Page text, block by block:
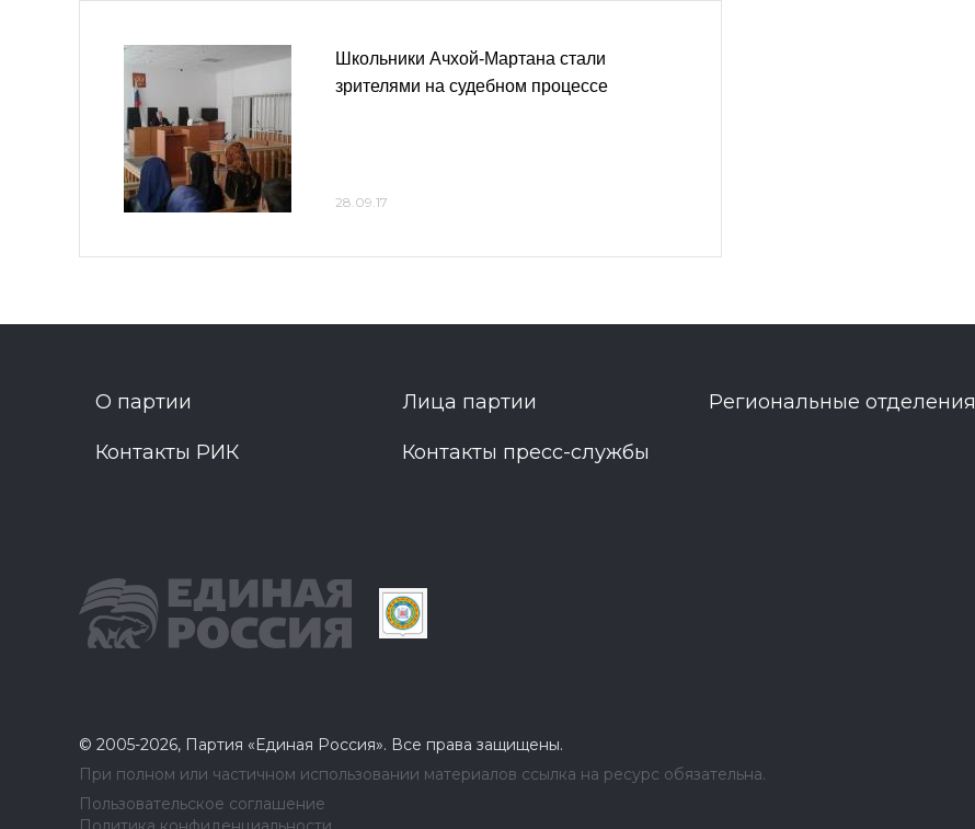
Школьники Ачхой-Мартана стали
зрителями на судебном процессе
28.09.17
О партии Лица партии Региональные отделения
Контакты РИК Контакты пресс-службы
© 2005-2026, Партия «Единая Россия». Все права защищены.
При полном или частичном использовании материалов ссылка на ресурс обязательна.
Пользовательское соглашение